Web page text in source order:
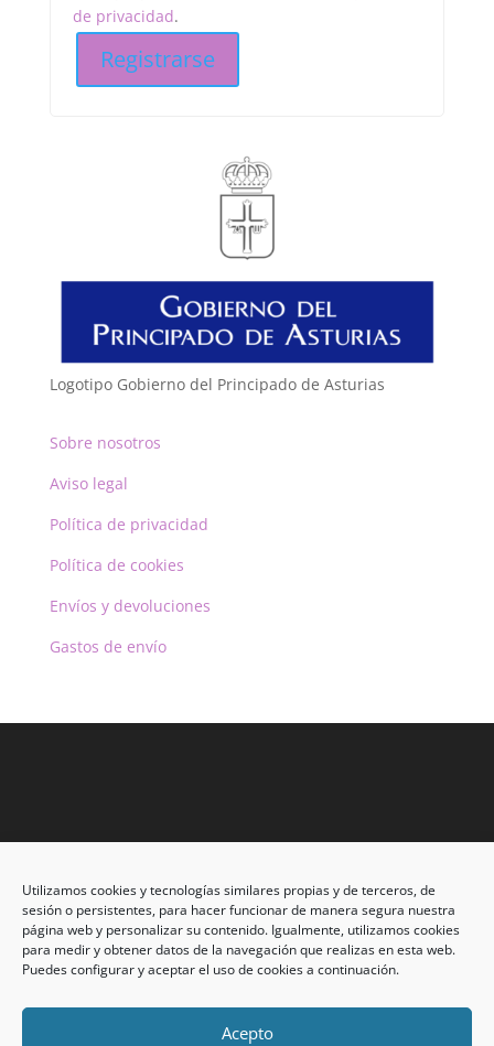
Utilizamos cookies y tecnologías similares propias y de terceros, de
sesión o persistentes, para hacer funcionar de manera segura nuestra
página web y personalizar su contenido. Igualmente, utilizamos cookies
para medir y obtener datos de la navegación que realizas en esta web.
Puedes configurar y aceptar el uso de cookies a continuación.
Acepto
de privacidad.
Registrarse
Logotipo Gobierno del Principado de Asturias
Sobre nosotros
Aviso legal
Política de privacidad
Política de cookies
Envíos y devoluciones
Gastos de envío
Oro
CP: 33209, Gijón – Asturias
Teléfono: 985146502 – 647 72 54 95